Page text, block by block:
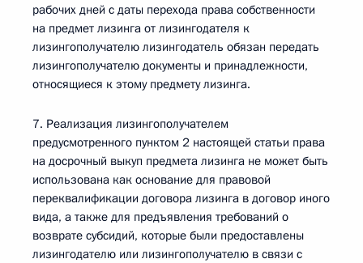
рабочих дней с даты перехода права собственности
на предмет лизинга от лизингодателя к
лизингополучателю лизингодатель обязан передать
лизингополучателю документы и принадлежности,
относящиеся к этому предмету лизинга.
7. Реализация лизингополучателем
предусмотренного пунктом 2 настоящей статьи права
на досрочный выкуп предмета лизинга не может быть
использована как основание для правовой
переквалификации договора лизинга в договор иного
вида, а также для предъявления требований о
возврате субсидий, которые были предоставлены
лизингодателю или лизингополучателю в связи с